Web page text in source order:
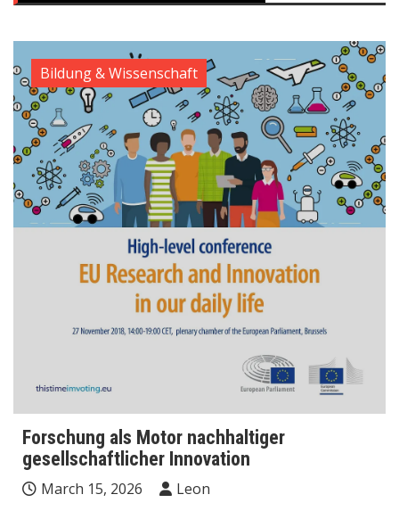
Bildung & Wissenschaft
Forschung als Motor nachhaltiger
gesellschaftlicher Innovation
March 15, 2026
Leon